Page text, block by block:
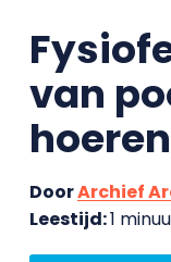
van
hoeren
DoorArchief
Leestijd:1